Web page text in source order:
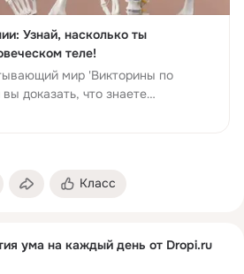
Узнай, насколько ты
теле!
мир 'Викторины по
доказать, что знаете
Класс
ума на каждый день от Dropi.ru